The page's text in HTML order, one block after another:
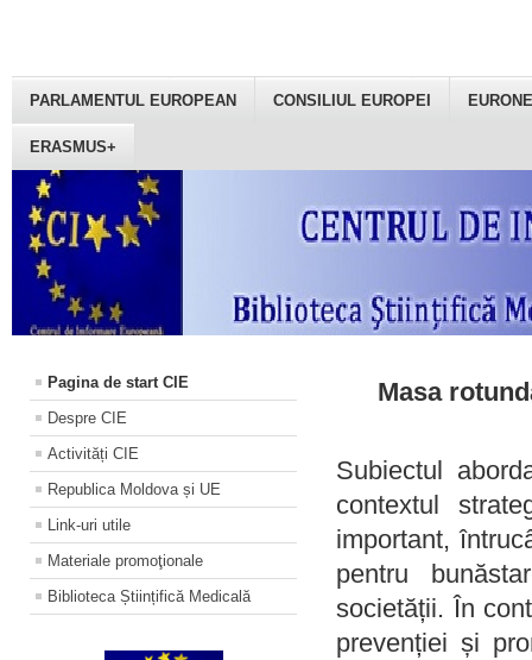
PARLAMENTUL EUROPEAN CONSILIUL EUROPEI
ERASMUS+
Pagina de start CIE
Despre CIE
Activități CIE
Republica Moldova și UE
Link-uri utile
Materiale promoţionale
Biblioteca Științifică Medicală
Masa
Subiectul
contextul
important,
pentru
societății. În
prevenției și